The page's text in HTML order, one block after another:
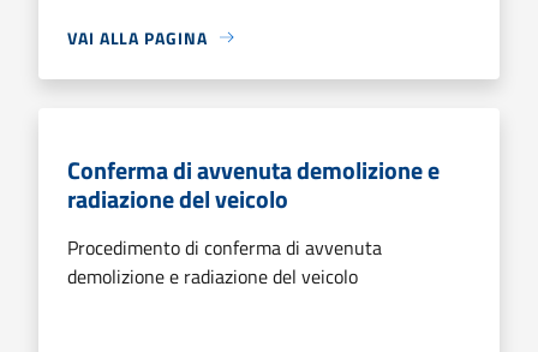
VAI ALLA PAGINA
Conferma di avvenuta demolizione e
radiazione del veicolo
Procedimento di conferma di avvenuta
demolizione e radiazione del veicolo